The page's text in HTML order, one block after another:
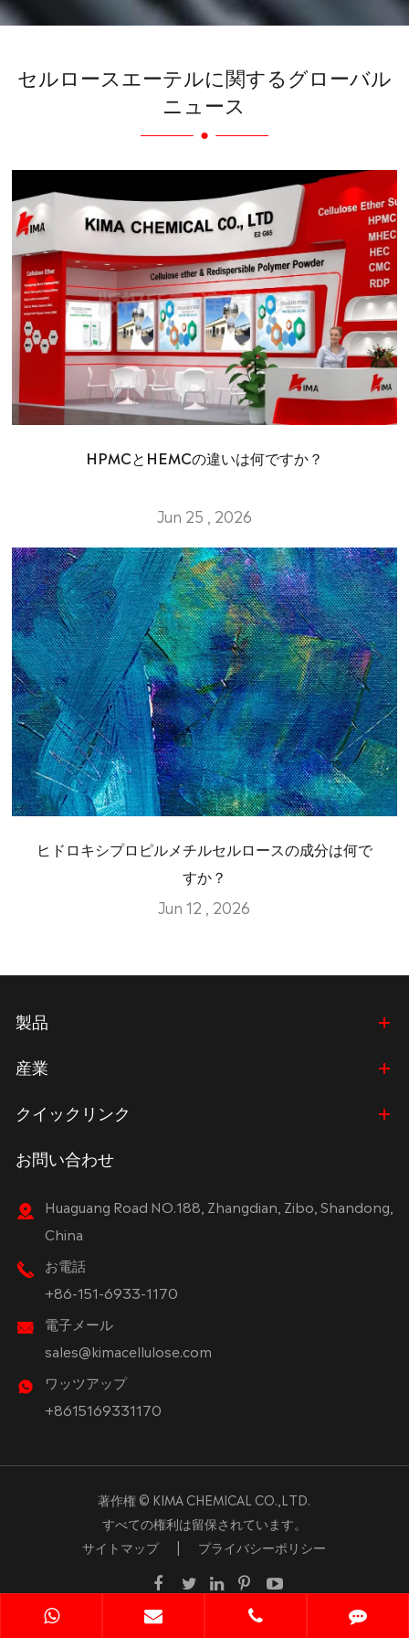
セルロースエーテルに関するグローバル
ニュース
HPMCとHEMCの違いは何ですか？
Jun 25 , 2026
ヒドロキシプロピルメチルセルロースの成分は何で
すか？
Jun 12 , 2026
製品
産業
クイックリンク
お問い合わせ
Huaguang Road NO.188, Zhangdian, Zibo, Shandong,
China
お電話
+86-151-6933-1170
電子メール
sales@kimacellulose.com
ワッツアップ
+8615169331170
著作権 © KIMA CHEMICAL CO.,LTD.
すべての権利は留保されています。
サイトマップ
| プライバシーポリシー